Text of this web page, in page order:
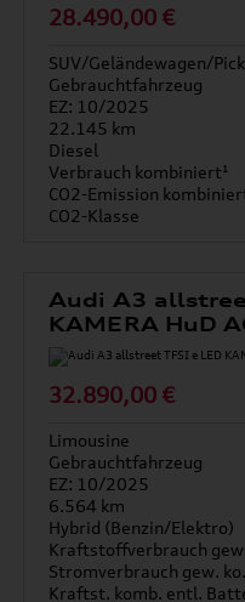
28.490,00 €
SUV/Geländewagen/
Gebrauchtfahrzeug
EZ: 10/2025
22.145 km
Diesel
Verbrauch kombiniert¹
CO2-Emission
CO2-Klasse
Audi A3
KAMERA HuD
32.890,00 €
Limousine
Gebrauchtfahrzeug
EZ: 10/2025
6.564 km
Hybrid (Benzin/Elektro)